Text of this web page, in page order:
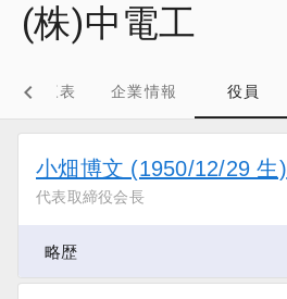
(株)中電工
財務三表 企業情報 役員
小畑博文 (1950/12/29 生)
代表取締役会長
略歴